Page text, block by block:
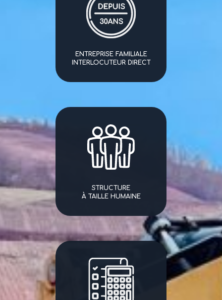
ENTREPRISE FAMILIALE
INTERLOCUTEUR DIRECT
STRUCTURE
À TAILLE HUMAINE